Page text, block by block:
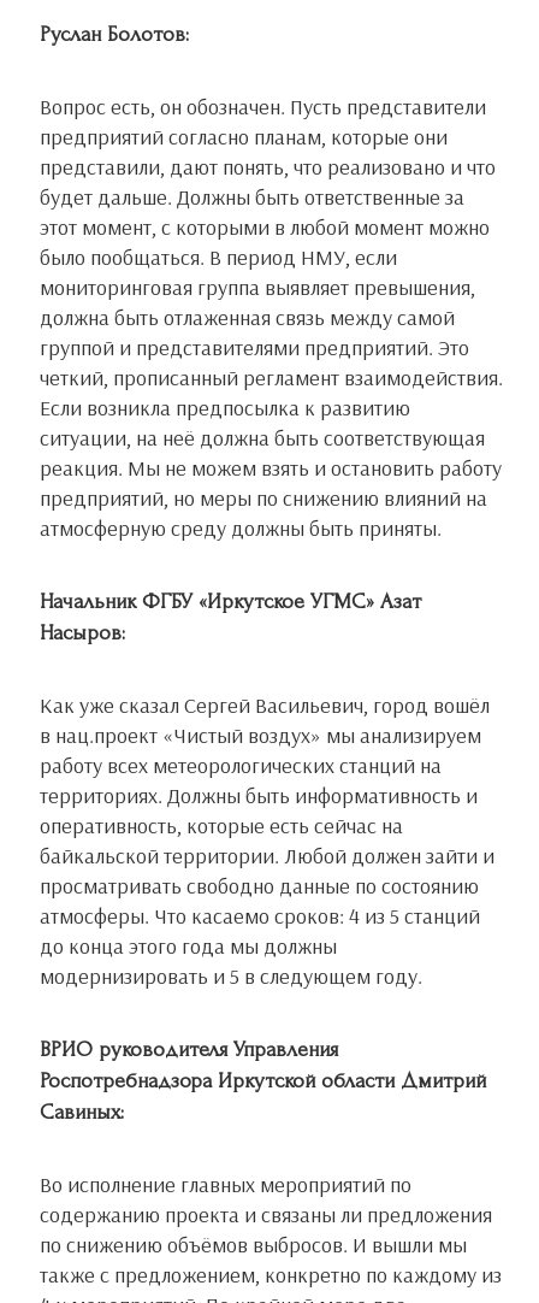
Руслан Болотов:
Вопрос есть, он обозначен. Пусть представители
предприятий согласно планам, которые они
представили, дают понять, что реализовано и что
будет дальше. Должны быть ответственные за
этот момент, с которыми в любой момент можно
было пообщаться. В период НМУ, если
мониторинговая группа выявляет превышения,
должна быть отлаженная связь между самой
группой и представителями предприятий. Это
четкий, прописанный регламент взаимодействия.
Если возникла предпосылка к развитию
ситуации, на неё должна быть соответствующая
реакция. Мы не можем взять и остановить работу
предприятий, но меры по снижению влияний на
атмосферную среду должны быть приняты.
Начальник ФГБУ «Иркутское УГМС» Азат
Насыров:
Как уже сказал Сергей Васильевич, город вошёл
в нац.проект «Чистый воздух» мы анализируем
работу всех метеорологических станций на
территориях. Должны быть информативность и
оперативность, которые есть сейчас на
байкальской территории. Любой должен зайти и
просматривать свободно данные по состоянию
атмосферы. Что касаемо сроков: 4 из 5 станций
до конца этого года мы должны
модернизировать и 5 в следующем году.
ВРИО руководителя Управления
Роспотребнадзора Иркутской области Дмитрий
Савиных:
Во исполнение главных мероприятий по
содержанию проекта и связаны ли предложения
по снижению объёмов выбросов. И вышли мы
также с предложением, конкретно по каждому из